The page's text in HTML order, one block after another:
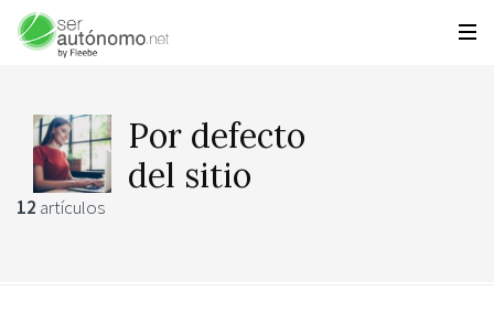
Por defecto
del sitio
12 artículos